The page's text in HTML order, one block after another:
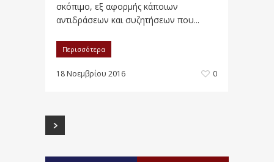
σκόπιμο, εξ αφορμής κάποιων
αντιδράσεων και συζητήσεων που...
Περισσότερα
18 Νοεμβρίου 2016 0